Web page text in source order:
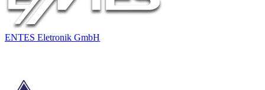
ENTES Eletronik GmbH